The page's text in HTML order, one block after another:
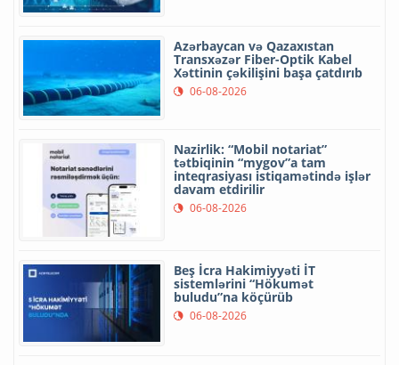
Azərbaycan və Qazaxıstan
Transxəzər Fiber-Optik Kabel
Xəttinin çəkilişini başa çatdırıb
06-08-2026
Nazirlik: “Mobil notariat”
tətbiqinin “mygov”a tam
inteqrasiyası istiqamətində işlər
davam etdirilir
06-08-2026
Beş İcra Hakimiyyəti İT
sistemlərini “Hökumət
buludu”na köçürüb
06-08-2026